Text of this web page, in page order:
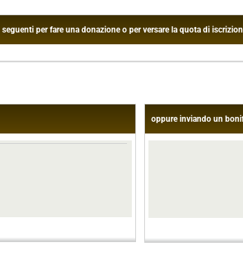
per fare una donazione o per versare la quota di
oppure inviando un